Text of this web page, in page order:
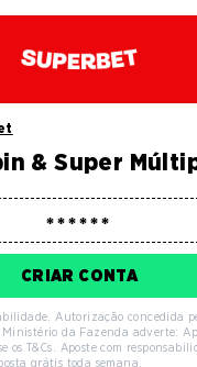
& Super
CRIAR CONTA
Autorização concedida
da Fazenda adverte:
os T&Cs. Aposte com
grátis toda semana.